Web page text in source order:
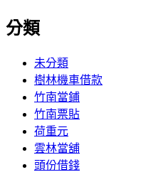
分類
未分類
樹林機車借款
竹南當鋪
竹南票貼
荷重元
雲林當舖
頭份借錢